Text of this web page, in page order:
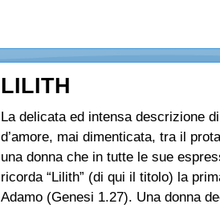
LILITH
La delicata ed intensa descrizione
d’amore, mai dimenticata, tra il
una donna che in tutte le sue
ricorda “Lilith” (di qui il titolo) la
Adamo (Genesi 1.27). Una donna